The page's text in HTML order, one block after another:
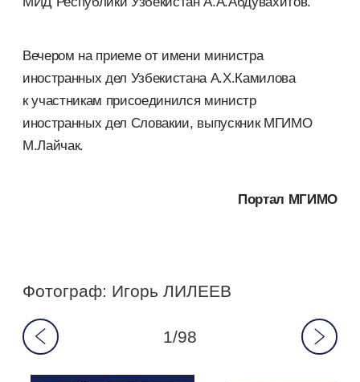
Вечером на приеме от имени министра
иностранных дел Узбекистана А.Х.Камилова
к участникам присоединился министр
иностранных дел Словакии, выпускник МГИМО
М.Лайчак.
Портал МГИМО
Фотограф: Игорь ЛИЛЕЕВ
1/98